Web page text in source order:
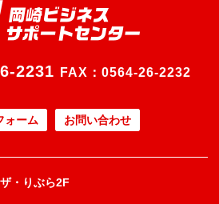
2231 FAX：0564-26-2232
ォーム お問い合わせ
・りぶら2F